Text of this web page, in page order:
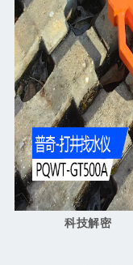
科技解密